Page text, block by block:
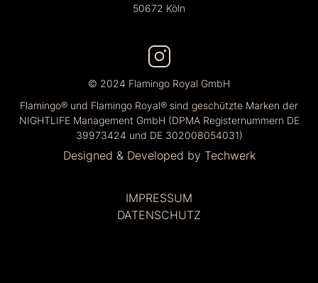
50672 Köln
© 2024 Flamingo Royal GmbH
Flamingo® und Flamingo Royal® sind geschützte Marken der
NIGHTLIFE Management GmbH (DPMA Registernummern DE
39973424 und DE 302008054031)
Designed & Developed by Techwerk
IMPRESSUM
DATENSCHUTZ